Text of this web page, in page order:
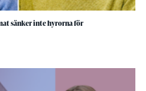
sänker inte hyrorna för